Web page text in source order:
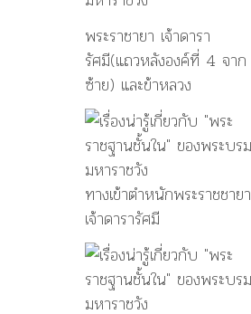
พระราชายา เจ้าดารา
รัศมี(แถวหลังองค์ที่ 4 จาก
ซ้าย) และข้าหลวง
ทางเข้าตำหนักพระราชชายา
เจ้าดารารัศมี